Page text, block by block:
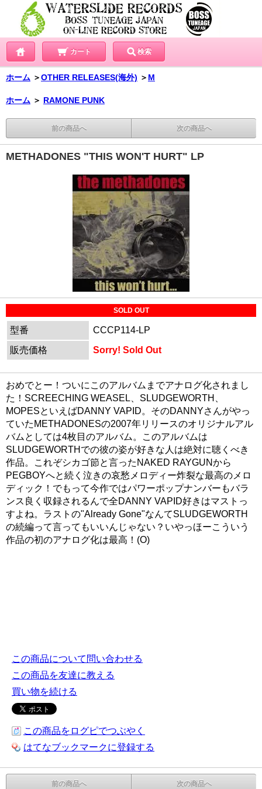
カート 検索
ホーム ＞OTHER RELEASES(海外) ＞ M
ホーム ＞ RAMONE PUNK
前の商品へ 次の商品へ
METHADONES "THIS WON'T HURT" LP
SOLD OUT
型番
CCCP114-LP
販売価格
Sorry! Sold Out
おめでとー！ついにこのアルバムまでアナログ化されまし
た！SCREECHING WEASEL、SLUDGEWORTH、
MOPESといえばDANNY VAPID。そのDANNYさんがやっ
ていたMETHADONESの2007年リリースのオリジナルアル
バムとしては4枚目のアルバム。このアルバムは
SLUDGEWORTHでの彼の姿が好きな人は絶対に聴くべき
作品。これぞシカゴ節と言ったNAKED RAYGUNから
PEGBOYへと続く泣きの哀愁メロディー炸裂な最高のメロ
ディック！でもって今作ではパワーポップナンバーもバラ
ンス良く収録されるんで全DANNY VAPID好きはマストっ
すよね。ラストの"Already Gone"なんてSLUDGEWORTH
の続編って言ってもいいんじゃない？いやっほーこういう
作品の初のアナログ化は最高！(O)
この商品について問い合わせる
この商品を友達に教える
買い物を続ける
この商品をログピでつぶやく
はてなブックマークに登録する
前の商品へ 次の商品へ